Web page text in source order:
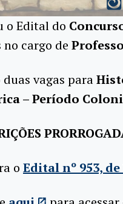
o Edital do
no cargo de
duas vagas para
– Período
o Edital nº 953,